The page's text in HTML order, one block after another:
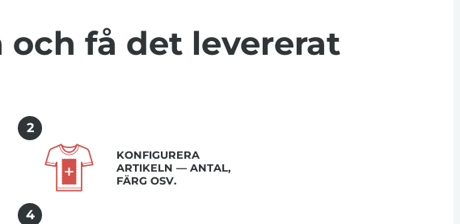
få det levererat
2
KONFIGURERA
ARTIKELN — ANTAL,
FÄRG OSV.
4